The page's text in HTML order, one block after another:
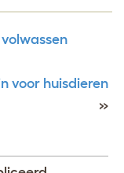
voor huisdieren
»